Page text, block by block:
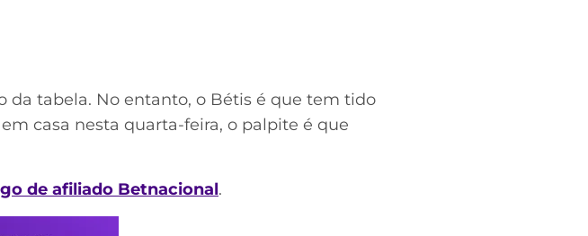
da tabela. No entanto, o Bétis é que tem tido
casa nesta quarta-feira, o palpite é que
de afiliado Betnacional.